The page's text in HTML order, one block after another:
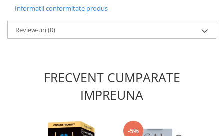
Informatii conformitate produs
Review-uri(0)
FRECVENT CUMPARATE
IMPREUNA
-5%